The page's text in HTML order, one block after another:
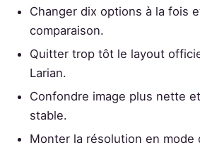
Changer dix options à la fois
comparaison.
Quitter trop tôt le layout
Larian.
Confondre image plus nette
stable.
Monter la résolution en mode